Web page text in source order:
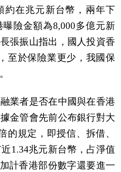
約在兆元新台幣，兩年下
險金額為8,000多億元新
張振山指出，國人投資香
至於保險業更少，我國保
業者是否在中國與在香港
金管會先前公布銀行對大
的規定，即授信、拆借、
1.34兆元新台幣，占淨值
計香港部份數字還要進一